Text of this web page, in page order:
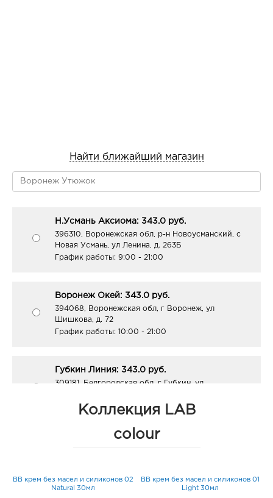
Найти ближайший магазин
Н.Усмань Аксиома: 343.0 руб.
396310, Воронежская обл, р-н Новоусманский, с
Новая Усмань, ул Ленина, д. 263Б
График работы: 9:00 - 21:00
Воронеж Окей: 343.0 руб.
394068, Воронежская обл, г Воронеж, ул
Шишкова, д. 72
График работы: 10:00 - 21:00
Губкин Линия: 343.0 руб.
309181, Белгородская обл, г Губкин, ул
График работы:9:00 - 20:00
График работы:9:00 - 21:00
Коллекция LAB
colour
BB крем без масел и силиконов 02
Natural 30мл
BB крем без масел и силиконов 01
Light 30мл